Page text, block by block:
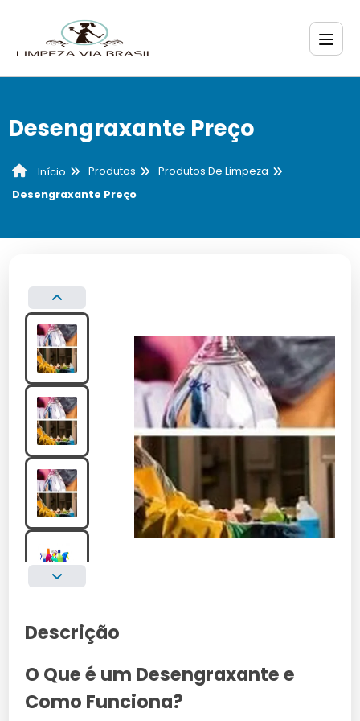
Desengraxante Preço
Início Produtos
Produtos De Limpeza
Desengraxante Preço
Descrição
O Que é um Desengraxante e
Como Funciona?